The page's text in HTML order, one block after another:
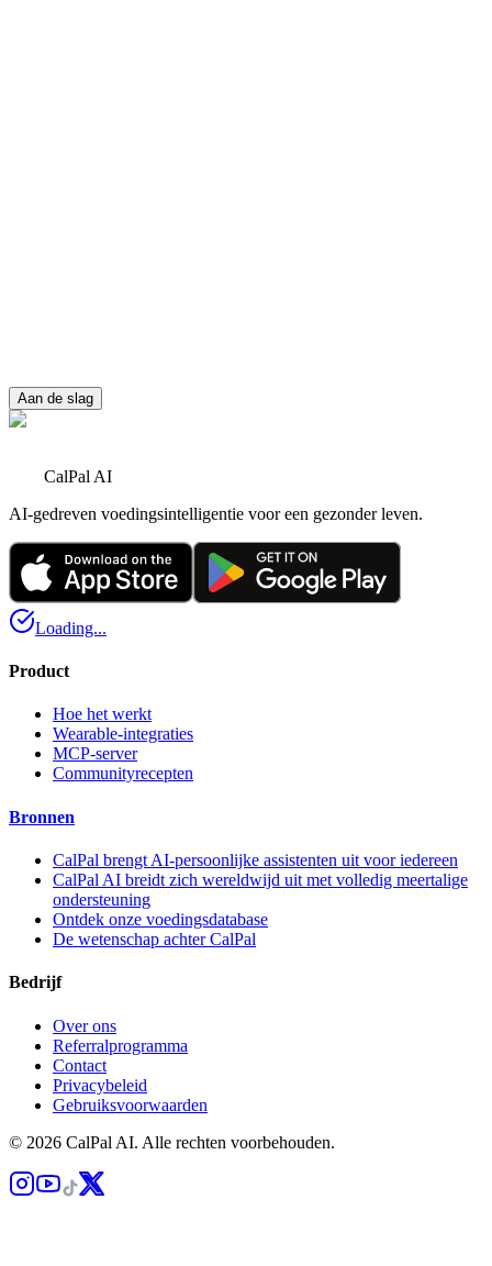
Aan de slag
Aan de slag
CalPal AI
AI-gedreven voedingsintelligentie voor een gezonder leven.
Loading...
Product
Hoe het werkt
Wearable-integraties
MCP-server
Communityrecepten
Bronnen
CalPal brengt AI-persoonlijke assistenten uit voor iedereen
CalPal AI breidt zich wereldwijd uit met volledig meertalige
ondersteuning
Ontdek onze voedingsdatabase
De wetenschap achter CalPal
Bedrijf
Over ons
Referralprogramma
Contact
Privacybeleid
Gebruiksvoorwaarden
© 2026 CalPal AI. Alle rechten voorbehouden.